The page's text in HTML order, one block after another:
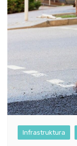
Infrastruktura